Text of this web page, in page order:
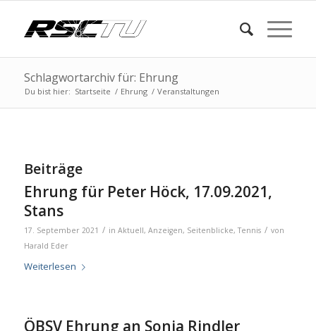
Schlagwortarchiv für: Ehrung
Du bist hier: Startseite / Ehrung / Veranstaltungen
Beiträge
Ehrung für Peter Höck, 17.09.2021,
Stans
17. September 2021 / in Aktuell, Anzeigen, Seitenblicke,Tennis / von
Harald Eder
Weiterlesen
ÖBSV Ehrung an Sonja Rindler